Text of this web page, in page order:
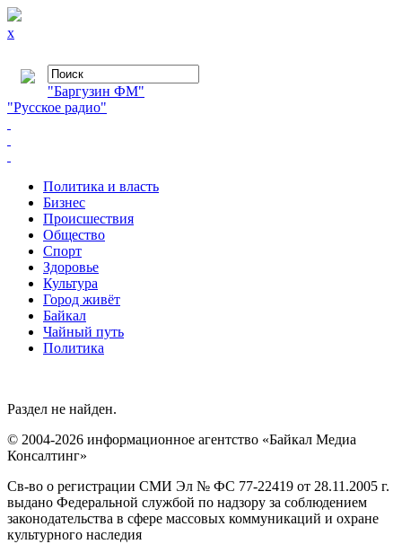
x
"Баргузин ФМ"
"Русское радио"
Политика и власть
Бизнес
Происшествия
Общество
Cпорт
Здоровье
Культура
Город живёт
Байкал
Чайный путь
Политика
Раздел не найден.
© 2004-2026 информационное агентство «Байкал Медиа
Консалтинг»
Св-во о регистрации СМИ Эл № ФС 77-22419 от 28.11.2005 г.
выдано Федеральной службой по надзору за соблюдением
законодательства в сфере массовых коммуникаций и охране
культурного наследия